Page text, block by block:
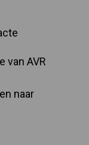
van AVR
naar